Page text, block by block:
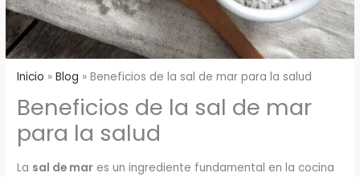
Inicio Blog Beneficios de la sal de mar para la salud
Beneficios de la sal de mar
para la salud
La sal de mar es un ingrediente fundamental en la cocina